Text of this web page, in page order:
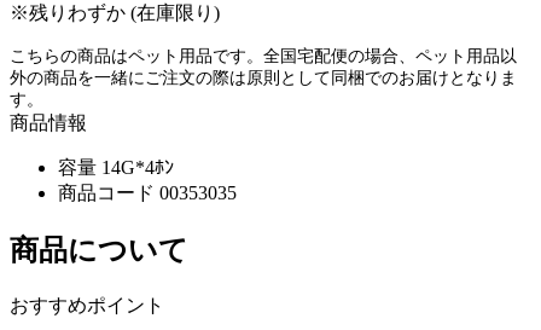
※残りわずか (在庫限り)
こちらの商品はペット用品です。全国宅配便の場合、ペット用品以
外の商品を一緒にご注文の際は原則として同梱でのお届けとなりま
す。
商品情報
容量 14G*4ﾎﾝ
商品コード 00353035
商品について
おすすめポイント